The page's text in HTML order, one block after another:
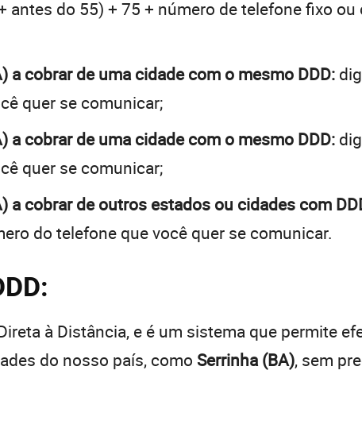
antes do 55) + 75 + número de telefone fixo
a cobrar de uma cidade com o mesmo DDD:
quer se comunicar;
a cobrar de uma cidade com o mesmo DDD:
quer se comunicar;
a cobrar de outros estados ou cidades com
do telefone que você quer se comunicar.
à Distância, e é um sistema que permite
do nosso país, como Serrinha (BA), sem